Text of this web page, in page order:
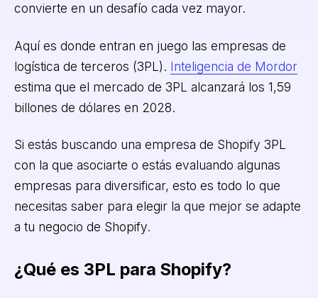
convierte en un desafío cada vez mayor.
Aquí es donde entran en juego las empresas de
logística de terceros (3PL). Inteligencia de Mordor
estima que el mercado de 3PL alcanzará los 1,59
billones de dólares en 2028.
Si estás buscando una empresa de Shopify 3PL
con la que asociarte o estás evaluando algunas
empresas para diversificar, esto es todo lo que
necesitas saber para elegir la que mejor se adapte
a tu negocio de Shopify.
¿Qué es 3PL para Shopify?